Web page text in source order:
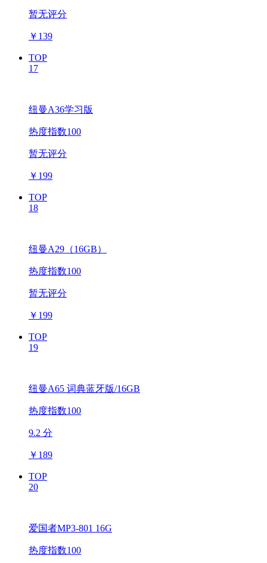
暂无评分
￥ 139
TOP
17
纽曼A36学习版
热度指数100
暂无评分
￥ 199
TOP
18
纽曼A29（16GB）
热度指数100
暂无评分
￥ 199
TOP
19
纽曼A65 词典蓝牙版/16GB
热度指数100
9.2 分
￥ 189
TOP
20
爱国者MP3-801 16G
热度指数100